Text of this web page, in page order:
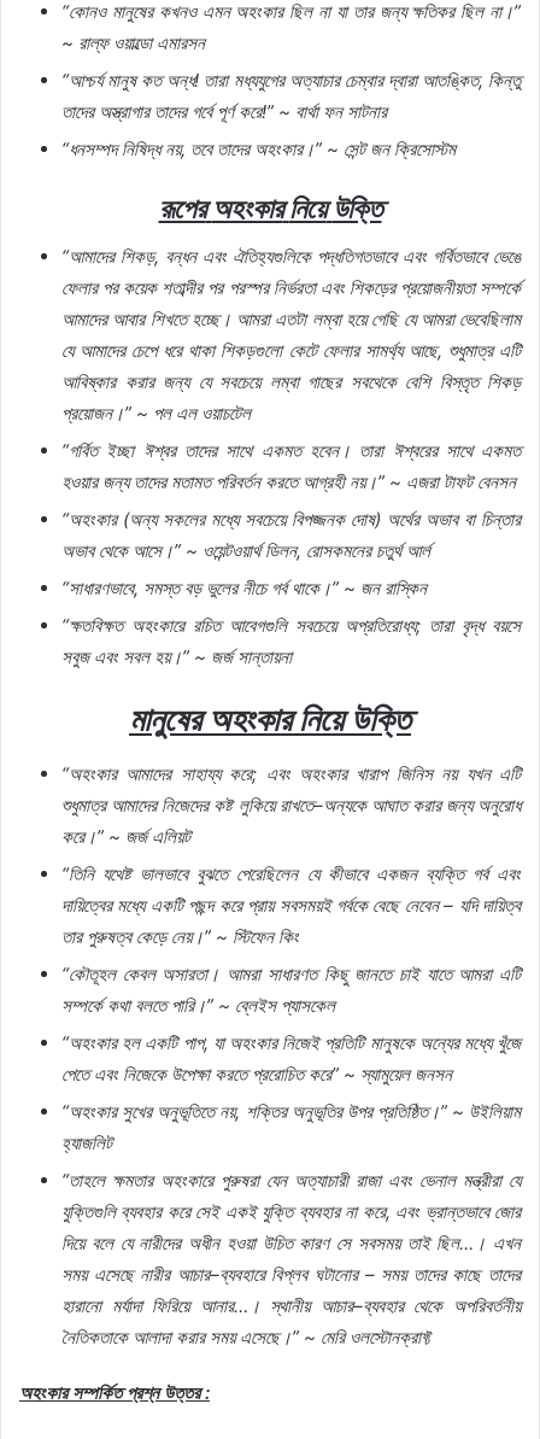
“কোনও মানুষের কখনও এমন অহংকার ছিল না যা তার জন্য ক্ষতিকর ছিল না।”
~ রাল্ফ ওয়াল্ডো এমারসন
“আশ্চর্য মানুষ কত অন্ধ! তারা মধ্যযুগের অত্যাচার চেম্বার দ্বারা আতঙ্কিত, কিন্তু
তাদের অস্ত্রাগার তাদের গর্বে পূর্ণ করে!” ~ বার্থা ফন সাটনার
“ধনসম্পদ নিষিদ্ধ নয়, তবে তাদের অহংকার।” ~ সেন্ট জন ক্রিসোস্টম
রূপেরঅহংকারনিয়ে উক্তি
“আমাদের শিকড়, বন্ধন এবং ঐতিহ্যগুলিকে পদ্ধতিগতভাবে এবং গর্বিতভাবে ভেঙে
ফেলার পর কয়েক শতাব্দীর পর পরস্পর নির্ভরতা এবং শিকড়ের প্রয়োজনীয়তা সম্পর্কে
আমাদের আবার শিখতে হচ্ছে। আমরা এতটা লম্বা হয়ে গেছি যে আমরা ভেবেছিলাম
যে আমাদের চেপে ধরে থাকা শিকড়গুলো কেটে ফেলার সামর্থ্য আছে, শুধুমাত্র এটি
আবিষ্কার করার জন্য যে সবচেয়ে লম্বা গাছের সবথেকে বেশি বিস্তৃত শিকড়
প্রয়োজন।” ~ পল এল ওয়াচটেল
“গর্বিত ইচ্ছা ঈশ্বর তাদের সাথে একমত হবেন। তারা ঈশ্বরের সাথে একমত
হওয়ার জন্য তাদের মতামত পরিবর্তন করতে আগ্রহী নয়।” ~ এজরা টাফট বেনসন
“অহংকার(অন্য সকলের মধ্যে সবচেয়ে বিপজ্জনক দোষ) অর্থের অভাব বা চিন্তার
অভাব থেকে আসে।” ~ ওয়েন্টওয়ার্থ ডিলন, রোসকমনের চতুর্থ আর্ল
“সাধারণভাবে, সমস্ত বড় ভুলের নীচে গর্ব থাকে।” ~ জন রাস্কিন
“ক্ষতবিক্ষত অহংকারে রচিত আবেগগুলি সবচেয়ে অপ্রতিরোধ্য; তারা বৃদ্ধ বয়সে
সবুজ এবং সবল হয়।” ~ জর্জ সান্তায়না
মানুষের অহংকারনিয়ে উক্তি
“অহংকার আমাদের সাহায্য করে; এবং অহংকার খারাপ জিনিস নয় যখন এটি
শুধুমাত্র আমাদের নিজেদের কষ্ট লুকিয়ে রাখতে–অন্যকে আঘাত করার জন্য অনুরোধ
করে।” ~ জর্জ এলিয়ট
“তিনি যথেষ্ট ভালভাবে বুঝতে পেরেছিলেন যে কীভাবে একজন ব্যক্তি গর্ব এবং
দায়িত্বের মধ্যে একটি পছন্দ করে প্রায় সবসময়ই গর্বকে বেছে নেবেন– যদি দায়িত্ব
তার পুরুষত্ব কেড়ে নেয়।” ~ স্টিফেন কিং
“কৌতূহল কেবল অসারতা। আমরা সাধারণত কিছু জানতে চাই যাতে আমরা এটি
সম্পর্কে কথা বলতে পারি।” ~ ব্লেইস প্যাসকেল
“অহংকার হল একটি পাপ, যা অহংকার নিজেই প্রতিটি মানুষকে অন্যের মধ্যে খুঁজে
পেতে এবং নিজেকে উপেক্ষা করতে প্ররোচিত করে” ~ স্যামুয়েল জনসন
“অহংকার সুখের অনুভূতিতে নয়, শক্তির অনুভূতির উপর প্রতিষ্ঠিত।” ~ উইলিয়াম
হ্যাজলিট
“তাহলে ক্ষমতার অহংকারে পুরুষরা যেন অত্যাচারী রাজা এবং ভেনাল মন্ত্রীরা যে
যুক্তিগুলি ব্যবহার করে সেই একই যুক্তি ব্যবহার না করে, এবং ভ্রান্তভাবে জোর
দিয়ে বলে যে নারীদের অধীন হওয়া উচিত কারণ সে সবসময় তাই ছিল… । এখন
সময় এসেছে নারীর আচার–ব্যবহারে বিপ্লব ঘটানোর– সময় তাদের কাছে তাদের
হারানো মর্যাদা ফিরিয়ে আনার… । স্থানীয় আচার–ব্যবহার থেকে অপরিবর্তনীয়
নৈতিকতাকে আলাদা করার সময় এসেছে।” ~ মেরি ওলস্টোনক্রাফ্ট
অহংকার সম্পর্কিত প্রশ্ন উত্তর: